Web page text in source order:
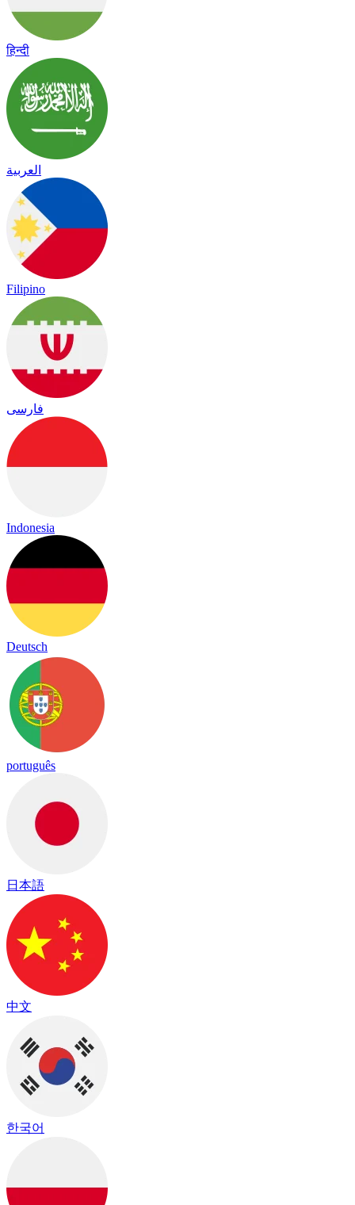
हिन्दी
العربية
Filipino
فارسی
Indonesia
Deutsch
português
日本語
中文
한국어